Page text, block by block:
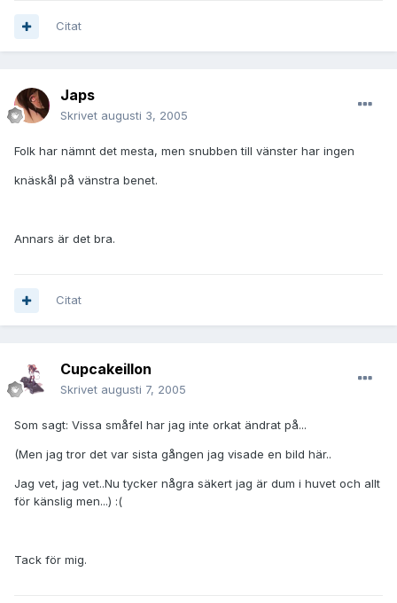
Citat
Japs
Skrivet augusti 3, 2005
Folk har nämnt det mesta, men snubben till vänster har ingen
knäskål på vänstra benet.
Annars är det bra.
Citat
Cupcakeillon
Skrivet augusti 7, 2005
Som sagt: Vissa småfel har jag inte orkat ändrat på...
(Men jag tror det var sista gången jag visade en bild här..
Jag vet, jag vet..Nu tycker några säkert jag är dum i huvet och allt
för känslig men...) :(
Tack för mig.